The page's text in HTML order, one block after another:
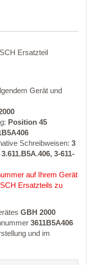
Ersatzteil
Gerät und
Position 45
Schreibweisen: 3
3-611-
auf Ihrem Gerät
Ersatzteils zu
GBH 2000
3611B5A406
und im